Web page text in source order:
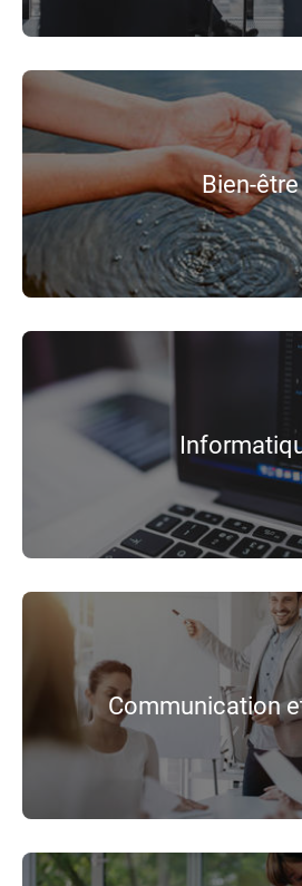
Bien-être
Communication